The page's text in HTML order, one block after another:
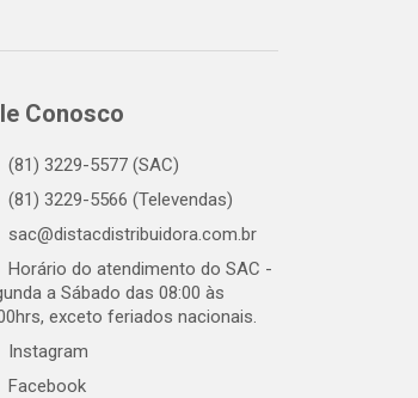
Conosco
(81) 3229-5577 (SAC)
(81) 3229-5566 (Televendas)
sac@distacdistribuidora.com.br
Horário do atendimento do SAC -
a Sábado das 08:00 às
exceto feriados nacionais.
Instagram
Facebook